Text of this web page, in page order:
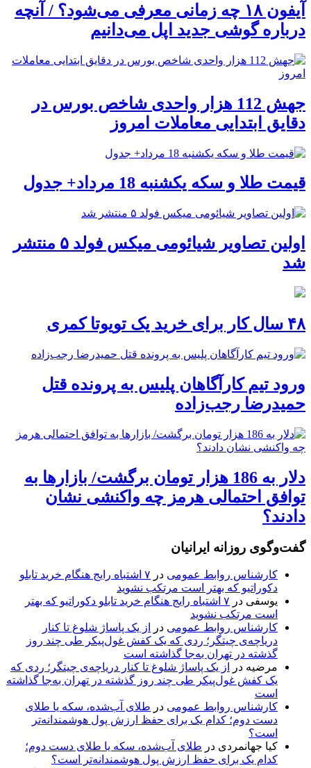
آیفون ۱۸ چه زمانی معرفی می‌شود؟ / آنچه
درباره گوشی جدید اپل می‌دانیم
جهش 112 هزار واحدی شاخص بورس در
دقایق ابتدایی معاملات امروز
قیمت طلا و سکه یکشنبه 18 مرداد+ جدول
اولین تصاویر شیائومی میکس فولد ۵ منتشر
شد
۴۸ سال کار برای خرید یک تویوتا کمری
ورود تیم کارآگاهان پلیس به پرونده قتل
حمیدرضا رجب‌زاده
دلار به 186 هزار تومان برگشت/ بازارها به
توافق احتمالی هرمز چه واکنشی نشان
دادند؟
گفت‌وگوی روزانه ایرانیان
کارشناس روابط عمومی در
۷ اشتباه رایج هنگام خرید تابلو
دکوراتیو که بهتر است مرتکب نشوید
یوسفی در
۷ اشتباه رایج هنگام خرید تابلو دکوراتیو که بهتر
است مرتکب نشوید
کارشناس روابط عمومی در
از یک پاساژ شلوغ تا کنار
دریاچه‌ی چیتگر؛ ردی که یک کفش غول‌پیکر طی چند روز
گذشته در تهران به‌جا گذاشته است
مرضیه در
از یک پاساژ شلوغ تا کنار دریاچه‌ی چیتگر؛ ردی که
یک کفش غول‌پیکر طی چند روز گذشته در تهران به‌جا گذاشته
است
کارشناس روابط عمومی در طلای آب‌شده، سکه یا طلای
دست دوم؛ کدام یک برای حفظ ارزش پول هوشمندانه‌تر
است؟
کیا جهانمردی در طلای آب‌شده، سکه یا طلای دست دوم؛
کدام یک برای حفظ ارزش پول هوشمندانه‌تر است؟